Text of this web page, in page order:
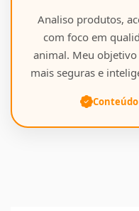
Analiso produtos,
com foco em
animal. Meu objetivo
mais seguras e